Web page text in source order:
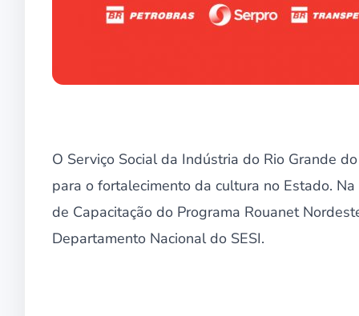
O Serviço Social da Indústria do Rio Grande
para o fortalecimento da cultura no Estado.
de Capacitação do Programa Rouanet
Departamento Nacional do SESI.